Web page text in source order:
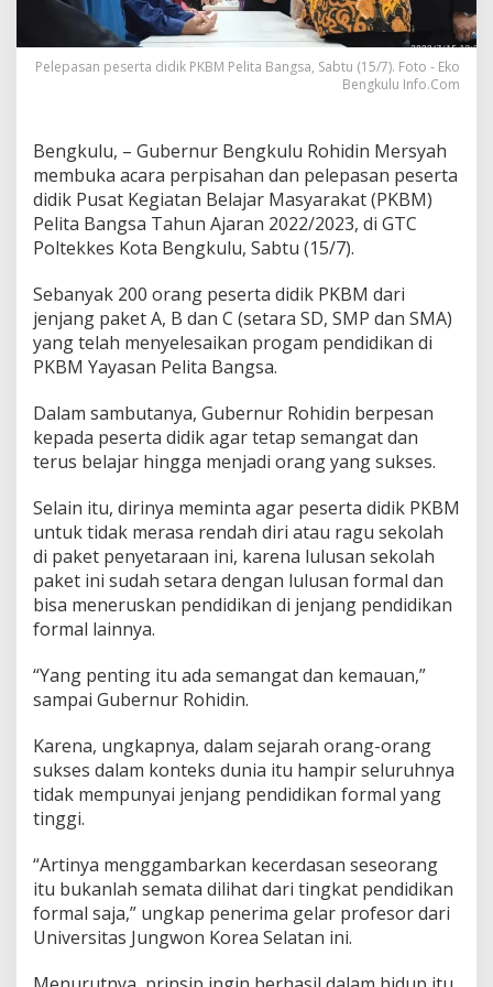
Pelepasan peserta didik PKBM Pelita Bangsa, Sabtu (15/7). Foto - Eko
Bengkulu Info.Com
Bengkulu, – Gubernur Bengkulu Rohidin Mersyah
membuka acara perpisahan dan pelepasan peserta
didik Pusat Kegiatan Belajar Masyarakat (PKBM)
Pelita Bangsa Tahun Ajaran 2022/2023, di GTC
Poltekkes Kota Bengkulu, Sabtu (15/7).
Sebanyak 200 orang peserta didik PKBM dari
jenjang paket A, B dan C (setara SD, SMP dan SMA)
yang telah menyelesaikan progam pendidikan di
PKBM Yayasan Pelita Bangsa.
Dalam sambutanya, Gubernur Rohidin berpesan
kepada peserta didik agar tetap semangat dan
terus belajar hingga menjadi orang yang sukses.
Selain itu, dirinya meminta agar peserta didik PKBM
untuk tidak merasa rendah diri atau ragu sekolah
di paket penyetaraan ini, karena lulusan sekolah
paket ini sudah setara dengan lulusan formal dan
bisa meneruskan pendidikan di jenjang pendidikan
formal lainnya.
“Yang penting itu ada semangat dan kemauan,”
sampai Gubernur Rohidin.
Karena, ungkapnya, dalam sejarah orang-orang
sukses dalam konteks dunia itu hampir seluruhnya
tidak mempunyai jenjang pendidikan formal yang
tinggi.
“Artinya menggambarkan kecerdasan seseorang
itu bukanlah semata dilihat dari tingkat pendidikan
formal saja,” ungkap penerima gelar profesor dari
Universitas Jungwon Korea Selatan ini.